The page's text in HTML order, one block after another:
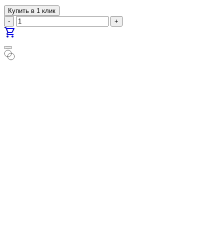
Купить в 1 клик
-
+
shopping_cart